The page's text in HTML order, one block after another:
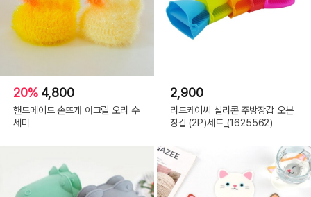
20% 4,800
핸드메이드 손뜨개 아크릴 오리 수
세미
2,900
리드케이씨 실리콘 주방장갑 오븐
장갑 (2P)세트_(1625562)